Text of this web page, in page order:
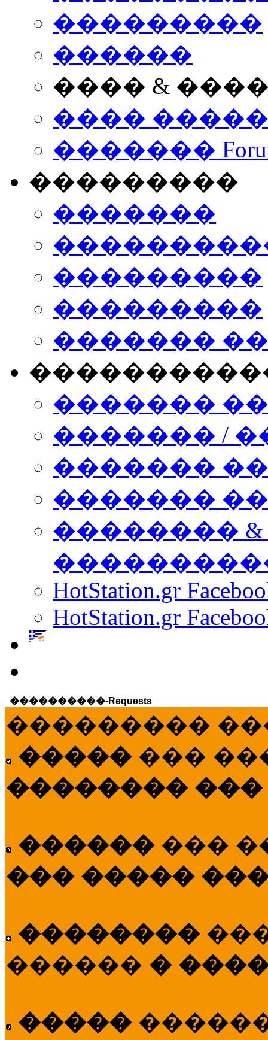
���������
������
���� &
����
�������
���������
�������
���������
���������
�������
�������
������� /
�������
������� ���
��������
HotStation.gr
HotStation.gr
����������-Requests
���������
����� ���
��������
������ ���
��� �����
��������
������ �
�����